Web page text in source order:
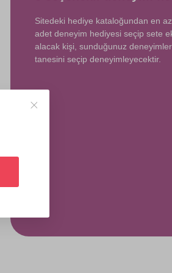
Sitedeki hediye kataloğundan en
adet deneyim hediyesi seçip sete
alacak kişi, sunduğunuz
tanesini seçip deneyimleyecektir.